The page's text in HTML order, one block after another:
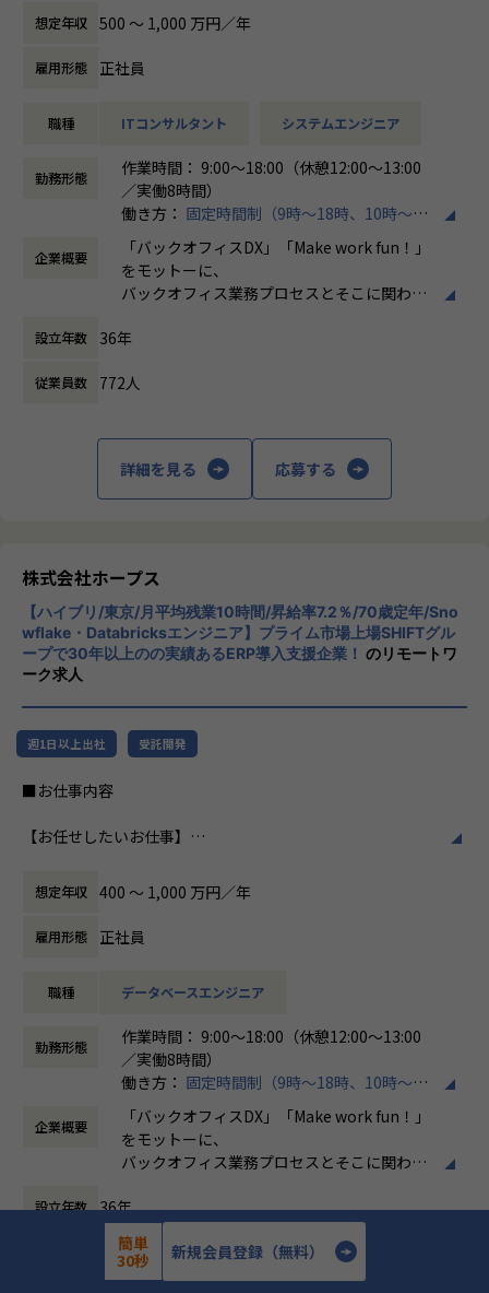
ITの力で人手不足の解消と流動性の拡大に寄与するサービス
を提供し、世の中の仕事の標準化の輪を広げます。
【ホープスの目指す世界】
国内全体では基幹業務の標準化は急務であるものの、大手・
多くERP導入の課題感は多い状況です。
ホープスはそのような企業への支援戦略を中心に事業を展開
大手企業、中規模企業向けのERP領域でシェアNO.1を目指し
国内サプライチェーン全体での業務標準化を狙っています。
IT開発関連業務
ホープスでは、リモートワーク活用があり平
く、プロジェクトに応じて柔軟な働き方がで
ています。
す。
➀人事または給与システム導入開発エンジニア
・主に基本設計～導入、本番稼働および稼働後の保守対応ま
・SAP Success Factors、COMPANY導入経験者優遇ですが、
歓迎しています。
➁経費精算システム導入開発エンジニア
・主に基本設計～導入、本番稼働および稼働後の保守対応ま
での業務を想定しております。
・代表的なソリューションとしてSpendia、Ci*X（サイクロ
です。
【会社概要】
リューションを提供する会社です。
・MISSION「ワークをもっとワクワクに」
・VISION「基幹系業務DXをリード」
ITの力で人手不足の解消と流動性の拡大に寄与するサービス
を提供し、世の中の仕事の標準化の輪を広げます。
【ホープスの目指す世界】
国内全体では基幹業務の標準化は急務であるものの、大手・
多くERP導入の課題感は多い状況です。
しています。
国内サプライチェーン全体での業務標準化を狙っています。
【業務の変更の範囲】
想定年収 500 〜 1,000 万円／年
雇用形態 正社員
職種 ITコンサルタント システムエンジニア
勤務形態
作業時間： 9:00～18:00（休憩12:00～13:00
／実働8時間）
働き方： 固定時間制（9時～18時、10時～19
時など）
時間外労働の有無： 有（月平均10時間）
休憩時間： 60分
企業概要
「バックオフィスDX」「Make work fun！」
をモットーに、
バックオフィス業務プロセスとそこに関わる
企業競争力を向上させることを使命としてい
チ開発やコンサルティングまで幅広いサービ
スを提供しています。クラウドERPやローコ
ード開発を柱とし、業務効率化やDX推進、経
CloudやOracle ERP Cloudなどを活用し、企
業の業務プロセスを最適化し、経営管理の強
化を図っています1。
社風/文化
社内の風通しが良く、活気に満ちた雰囲気が
特徴です。多様性を重視し、様々な国籍や背
景を持つ社員が協力し合いながら働いていま
働き方/リモートワーク
均週2～3日の在宅勤務が可能です。転勤はな
きます。残業は月平均10時間程度と少なく、
設立年数 36年
従業員数 772人
詳細を見る 応募する
株式会社ホープス
【ハイブリ/東京/月平均残業10時間/昇給率7.2％/70歳定年/Sno
wflake・Databricksエンジニア】プライム市場上場SHIFTグル
ープで30年以上のの実績あるERP導入支援企業！ のリモートワ
ーク求人
週1日以上出社 受託開発
■お仕事内容
【お任せしたいお仕事】
したデータ活用基盤の構築・運用を通じて、
お客様のDX推進を支援いただきます。
担当工程は、企画、要件定義～リリース・保守までと幅広く
関わっていただくことができます。
データ基盤構築だけでなく分析や可視化・AI活用領域まで幅
データエンジニアとしての市場価値を高めていくことができ
《具体的な業務内容》
・SnowflakeまたはDatabricksを活用したデータ基盤の設
・ETL/ELT処理およびデータパイプラインの開発
・SQLを用いたデータ加工・最適化
・クラウドとのデータ連携基盤構築
・BIダッシュボード向けデータモデリング
想定年収 400 〜 1,000 万円／年
雇用形態 正社員
職種 データベースエンジニア
勤務形態
作業時間： 9:00～18:00（休憩12:00～13:00
／実働8時間）
働き方： 固定時間制（9時～18時、10時～19
時など）
時間外労働の有無： 有（月平均10時間）
休憩時間： 60分
企業概要
「バックオフィスDX」「Make work fun！」
をモットーに、
バックオフィス業務プロセスとそこに関わる
企業競争力を向上させることを使命としてい
ます。
株式会社ホープスは、ERP・EPMを中心とし
設立年数 36年
772人
簡単
30秒
新規会員登録（無料）